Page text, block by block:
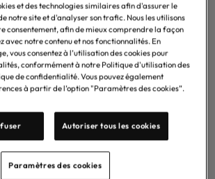
Treesseci, collection SK 3.0 disponible
laiton brillant, noir mat, laiton brossé,
satiné et nickel brillant satiné –
en laiton, au style moderne, idéal
mural.
et des technologies similaires afin d'assurer le
notre site et d'analyser son trafic. Nous les utilisons
consentement, afin de mieux comprendre la façon
avec notre contenu et nos fonctionnalités. En
vous consentez à l’utilisation des cookies pour
conformément à notre Politique d'utilisation des
de confidentialité. Vous pouvez également
à partir de l’option "Paramètres des cookies”.
Autoriser tous les cookies
Paramètres des cookies